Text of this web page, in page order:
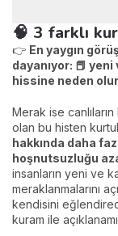
🧠 3 farklı
👉 En yaygın
dayanıyor: 📕 yeni
hissine neden
Merak ise
olan bu histen
hakkında daha
hoşnutsuzluğu
insanların yeni ve
meraklanmalarını
kendisini
kuram ile